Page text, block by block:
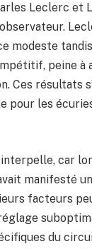
Leclerc et
modeste
peine à
Ces résultats
pour les
car
manifesté
facteurs
du